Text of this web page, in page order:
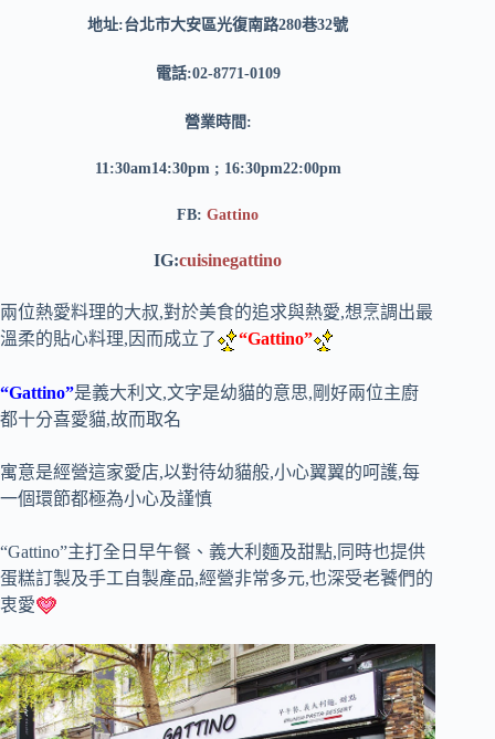
地址:台北市大安區光復南路280巷32號
電話:02-8771-0109
營業時間:
11:30am14:30pm ; 16:30pm22:00pm
FB:Gattino
IG:cuisinegattino
兩位熱愛料理的大叔,對於美食的追求與熱愛,想烹調出最
溫柔的貼心料理,因而成立了
“Gattino”
“Gattino”是義大利文,文字是幼貓的意思,剛好兩位主廚
都十分喜愛貓,故而取名
寓意是經營這家愛店,以對待幼貓般,小心翼翼的呵護,每
一個環節都極為小心及謹慎
“Gattino”主打全日早午餐、義大利麵及甜點,同時也提供
蛋糕訂製及手工自製產品,經營非常多元,也深受老饕們的
衷愛